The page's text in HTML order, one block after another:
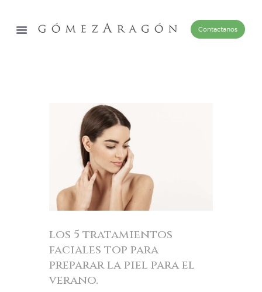
Contactanos
los 5 tratamientos
faciales top para
preparar la piel para el
verano.